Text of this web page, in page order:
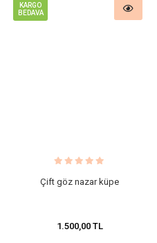
KARGO
BEDAVA
Çift göz nazar küpe
1.500,00 TL